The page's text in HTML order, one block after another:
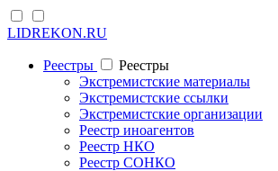
LIDREKON.RU
Реестры
Реестры
Экстремистские материалы
Экстремистские ссылки
Экстремистские организации
Реестр иноагентов
Реестр НКО
Реестр СОНКО